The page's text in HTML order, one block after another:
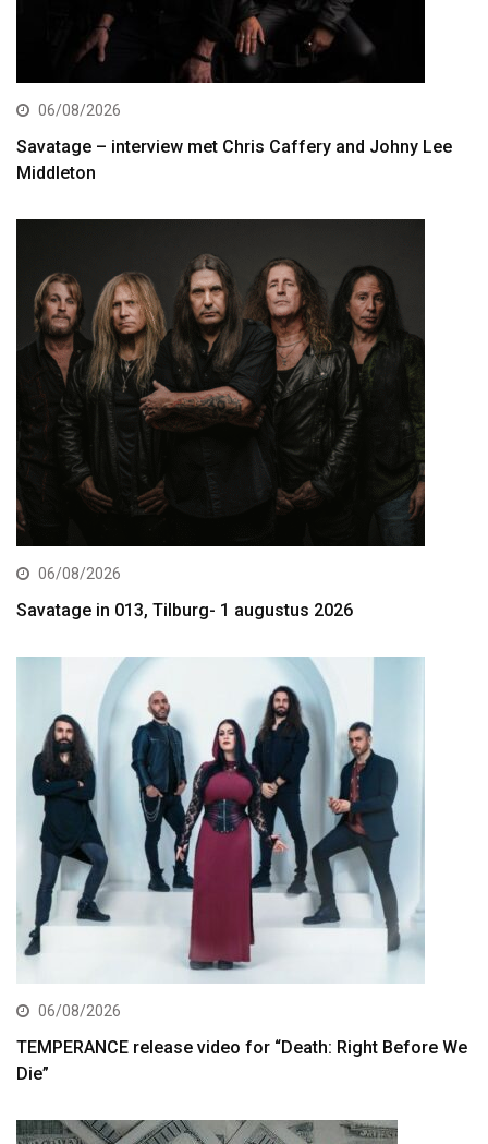
06/08/2026
Savatage – interview met Chris Caffery and Johny Lee
Middleton
06/08/2026
Savatage in 013, Tilburg- 1 augustus 2026
06/08/2026
TEMPERANCE release video for “Death: Right Before We
Die”